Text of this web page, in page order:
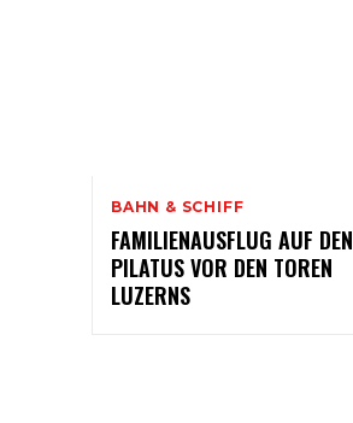
BAHN & SCHIFF
FAMILIENAUSFLUG AUF DEN
PILATUS VOR DEN TOREN
LUZERNS